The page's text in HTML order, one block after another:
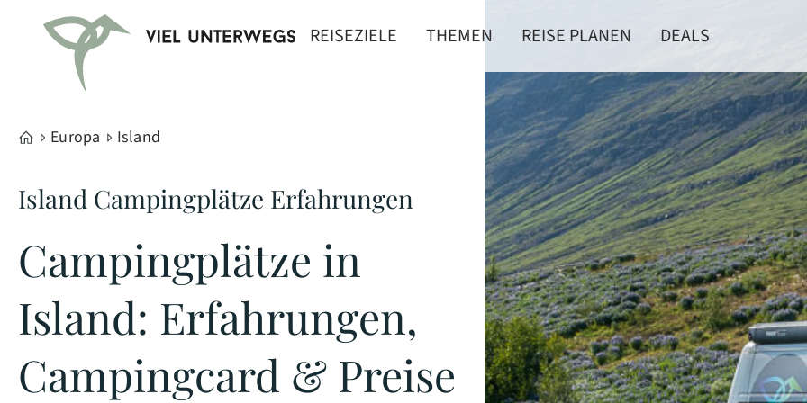
REISEZIELE THEMEN REISE PLANEN DEALS
Europa Island
Island Campingplätze Erfahrungen
Campingplätze in
Island: Erfahrungen,
Campingcard & Preise